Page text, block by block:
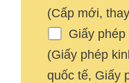
(Cấp mới,
Giấy
(Giấy phép
quốc tế, Giấy